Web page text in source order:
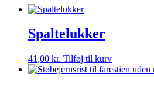
Spaltelukker
41,00 kr. Tilføj til kurv